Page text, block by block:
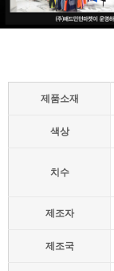
제품소재
색상
치수
제조자
제조국